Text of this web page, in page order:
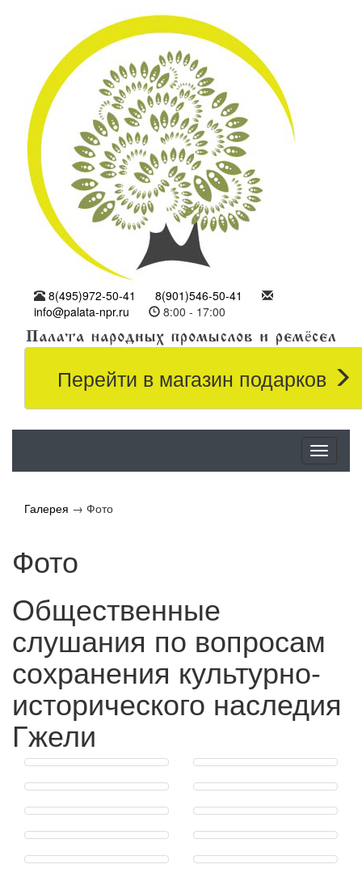
8(495)972-50-41
8(901)546-50-41
info@palata-npr.ru
8:00 - 17:00
Перейти в магазин подарков
Меню
Галерея → Фото
Фото
Общественные
слушания по вопросам
сохранения культурно-
исторического наследия
Гжели